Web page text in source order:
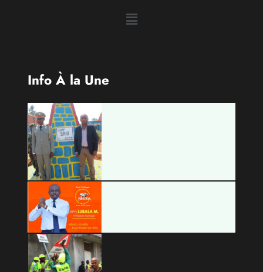
Info À la Une